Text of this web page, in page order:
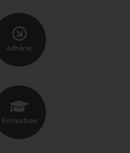
Adhérer
Formation